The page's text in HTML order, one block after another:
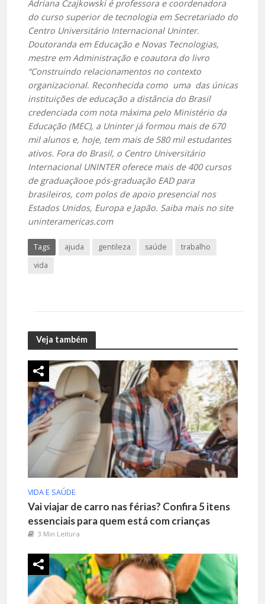
Adriana Czajkowski é professora e coordenadora
do curso superior de tecnologia em Secretariado do
Centro Universitário Internacional Uninter.
Doutoranda em Educação e Novas Tecnologias,
mestre em Administração e coautora do livro
“Construindo relacionamentos no contexto
organizacional. Reconhecida como uma das únicas
instituições de educação a distância do Brasil
credenciada com nota máxima pelo Ministério da
Educação (MEC), a Uninter já formou mais de 670
mil alunos e, hoje, tem mais de 580 mil estudantes
ativos. Fora do Brasil, o Centro Universitário
Internacional UNINTER oferece mais de 400 cursos
de graduaçãooe pós-graduação EAD para
brasileiros, com polos de apoio presencial nos
Estados Unidos, Europa e Japão. Saiba mais no site
uninteramericas.com
Tags ajuda gentileza saúde
trabalho
vida
Veja também
VIDA E SAÚDE
Vai viajar de carro nas férias? Confira 5 itens
essenciais para quem está com crianças
3 Min Leitura